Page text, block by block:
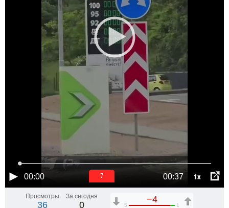
00:00 00:37 1x
6
Просмотры
36
За сегодня
0
−4
5 1